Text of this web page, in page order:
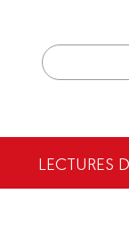
LECTURES